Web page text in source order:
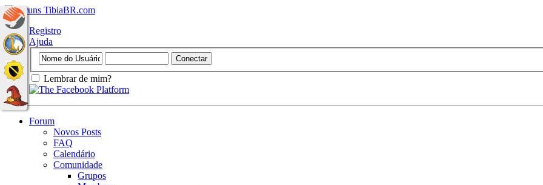
Registro
Ajuda
Lembrar de mim?
Forum
Novos Posts
FAQ
Calendário
Comunidade
Grupos